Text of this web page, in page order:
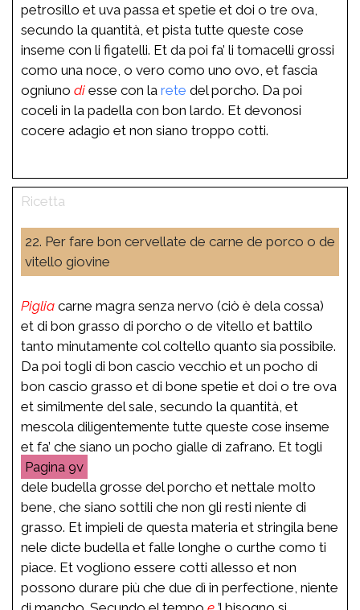
petrosillo et uva passa et spetie et doi o tre ova,
secundo la quantità, et pista tutte queste cose
inseme con li figatelli. Et da poi fa’ li tomacelli grossi
como una noce, o vero como uno ovo, et fascia
ogniuno di esse con la rete del porcho. Da poi
coceli in la padella con bon lardo. Et devonosi
cocere adagio et non siano troppo cotti.
22. Per fare bon cervellate de carne de porco o de
vitello giovine
Piglia carne magra senza nervo (ciò è dela cossa)
et di bon grasso di porcho o de vitello et battilo
tanto minutamente col coltello quanto sia possibile.
Da poi togli di bon cascio vecchio et un pocho di
bon cascio grasso et di bone spetie et doi o tre ova
et similmente del sale, secundo la quantità, et
mescola diligentemente tutte queste cose inseme
et fa’ che siano un pocho gialle di zafrano. Et togli
9v
dele budella grosse del porcho et nettale molto
bene, che siano sottili che non gli resti niente di
grasso. Et impieli de questa materia et stringila bene
nele dicte budella et falle longhe o curthe como ti
piace. Et vogliono essere cotti allesso et non
possono durare più che due dì in perfectione, niente